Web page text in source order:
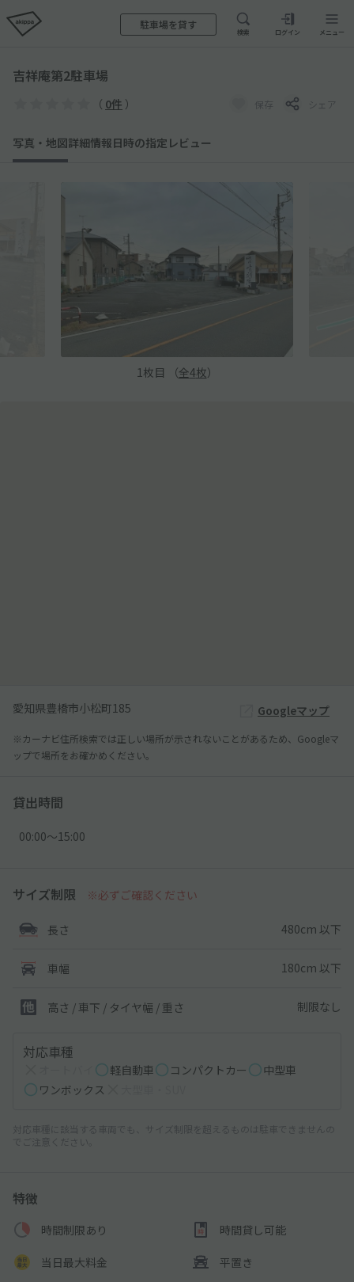
駐車場を貸す
検索 ログイン メニュー
吉祥庵第2駐車場
（ 0件 ） 保存 シェア
写真・地図詳細情報日時の指定 レビュー
1 枚目 （全4枚）
愛知県豊橋市小松町185 Googleマップ
※カーナビ住所検索では正しい場所が示されないことがあるため、Googleマ
ップで場所をお確かめください。
貸出時間
00:00〜15:00
サイズ制限 ※必ずご確認ください
長さ 480cm 以下
車幅 180cm 以下
高さ / 車下 / タイヤ幅 / 重さ 制限なし
対応車種
軽自動車 コンパクトカー
中型車
ワンボックス
対応車種に該当する車両でも、サイズ制限を超えるものは駐車できませんの
でご注意ください。
特徴
時間制限あり 時間貸し可能
当日最大料金 平置き